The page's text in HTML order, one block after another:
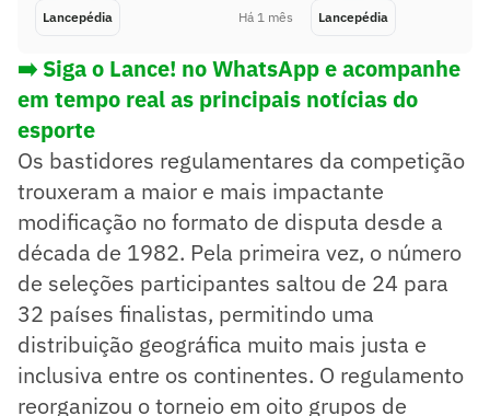
Lancepédia Há 1 mês Lancepédia
➡️ Siga o Lance! no WhatsApp e acompanhe
em tempo real as principais notícias do
esporte
Os bastidores regulamentares da competição
trouxeram a maior e mais impactante
modificação no formato de disputa desde a
década de 1982. Pela primeira vez, o número
de seleções participantes saltou de 24 para
32 países finalistas, permitindo uma
distribuição geográfica muito mais justa e
inclusiva entre os continentes. O regulamento
reorganizou o torneio em oito grupos de